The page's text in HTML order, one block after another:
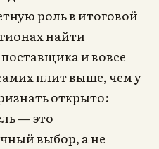
роль в итоговой
найти
и вовсе
плит выше, чем у
открыто:
— это
выбор, а не